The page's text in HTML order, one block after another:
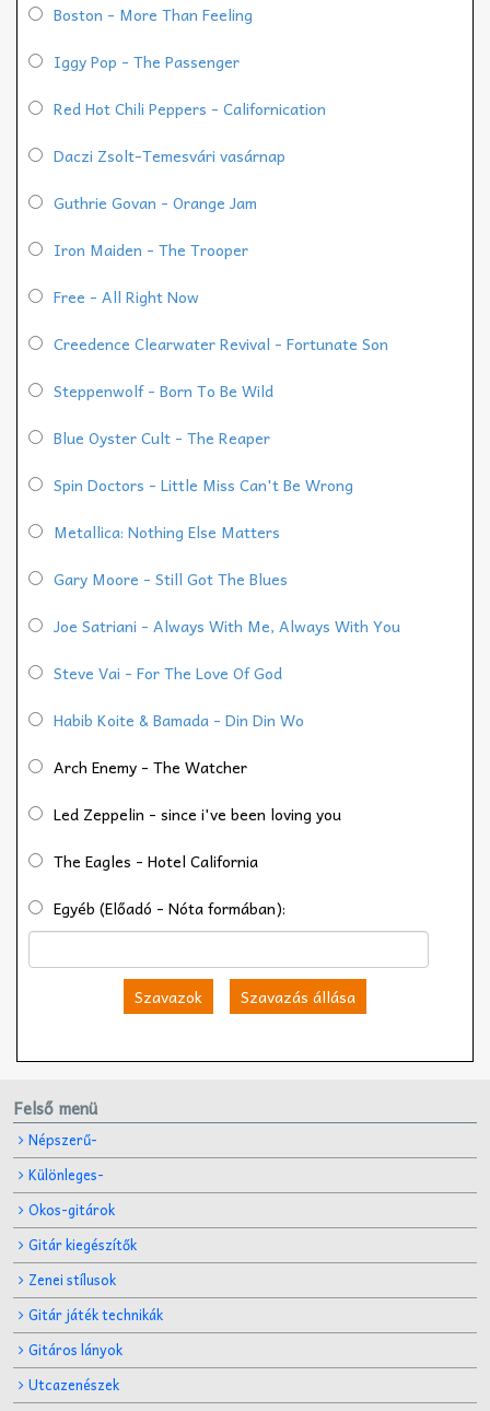
Boston - More Than Feeling
Iggy Pop - The Passenger
Red Hot Chili Peppers - Californication
Daczi Zsolt-Temesvári vasárnap
Guthrie Govan - Orange Jam
Iron Maiden - The Trooper
Free - All Right Now
Creedence Clearwater Revival - Fortunate Son
Steppenwolf - Born To Be Wild
Blue Oyster Cult - The Reaper
Spin Doctors - Little Miss Can't Be Wrong
Metallica: Nothing Else Matters
Gary Moore - Still Got The Blues
Joe Satriani - Always With Me, Always With You
Steve Vai - For The Love Of God
Habib Koite & Bamada - Din Din Wo
Arch Enemy - The Watcher
Led Zeppelin - since i've been loving you
The Eagles - Hotel California
Egyéb (Előadó - Nóta formában):
Szavazok Szavazás állása
Felső menü
Népszerű-
Különleges-
Okos-gitárok
Gitár kiegészítők
Zenei stílusok
Gitár játék technikák
Gitáros lányok
Utcazenészek